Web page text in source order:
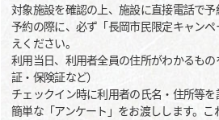
対象施設を確認の上、施設に直接電話で予
予約の際に、必ず「長岡市民限定キャン
えください。
利用当日、利用者全員の住所がわかるも
証・保険証など）
チェックイン時に利用者の氏名・住所等
簡単な「アンケート」をお渡しします。こ